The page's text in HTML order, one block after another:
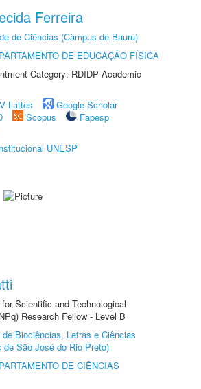
Ferreira
de Ciências (Câmpus de Bauru)
DE EDUCAÇÃO FÍSICA
Category: RDIDP Academic
Lattes
Google Scholar
Scopus
Fapesp
UNESP
Scientific and Technological
Research Fellow - Level B
Biociências, Letras e Ciências
de São José do Rio Preto)
DE CIÊNCIAS